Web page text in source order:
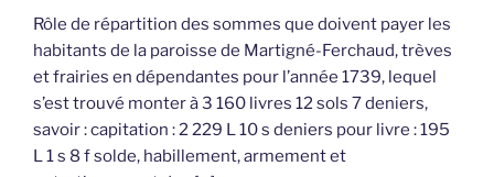
Rôle de répartition des sommes que doivent payer les
habitants de la paroisse de Martigné-Ferchaud, trèves
et frairies en dépendantes pour l’année 1739, lequel
s’est trouvé monter à 3 160 livres 12 sols 7 deniers,
savoir : capitation : 2 229 L 10 s deniers pour livre : 195
L 1 s 8 f solde, habillement, armement et